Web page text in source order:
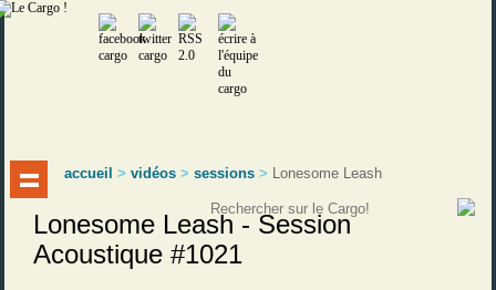
accueil >vidéos >sessions > Lonesome Leash
Lonesome Leash - Session
Acoustique #1021